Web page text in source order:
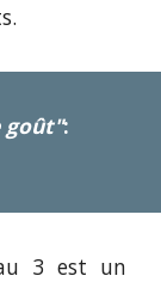
goût":
3 est un